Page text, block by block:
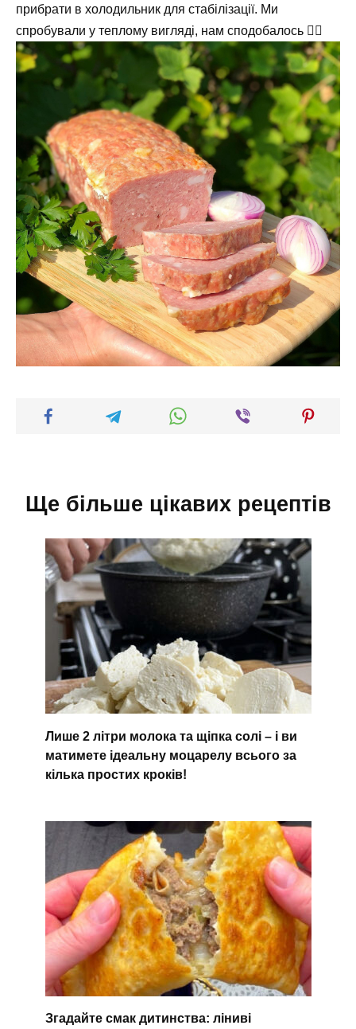
прибрати в холодильник для стабілізації. Ми
спробували у теплому вигляді, нам сподобалось 👍🏻
Ще більше цікавих рецептів
Лише 2 літри молока та щіпка солі – і ви
матимете ідеальну моцарелу всього за
кілька простих кроків!
Згадайте смак дитинства: ліниві